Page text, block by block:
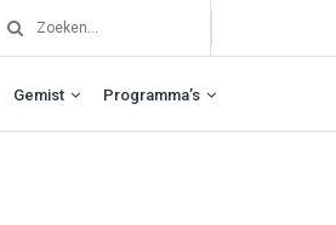
Gemist Programma’s